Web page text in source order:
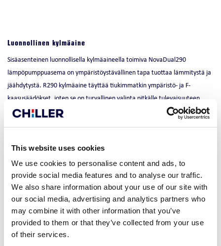
This website uses cookies
We use cookies to personalise content and ads, to
provide social media features and to analyse our traffic.
We also share information about your use of our site with
our social media, advertising and analytics partners who
may combine it with other information that you’ve
provided to them or that they’ve collected from your use
of their services.
Luonnollinen kylmäaine
Sisäasenteinen luonnollisella kylmäaineella toimiva NovaDual290
lämpöpumppuasema on ympäristöystävällinen tapa tuottaa lämmitystä ja
jäähdytystä. R290 kylmäaine täyttää tiukimmatkin ympäristö- ja F-
kaasusäädökset, joten se on turvallinen valinta pitkälle tulevaisuuteen.
Luonnollisen kylmäaineen R290 GWP on vain 0,02.
NovaDual290-lämpöpumppuasema yhdistää lämpöpumpun ja
kylmävesiaseman innovatiivisella tavalla. Se mahdollistaa energian
kierrätyksen ja saavuttaa ennennäkemättömän energiatehokkuuden.
Tämä lämpöpumppuasema pystyy jäähdyttämään, lämmittämään tai
tekemään molempia samanaikaisesti, tarjoten joustavuutta erilaisiin
tarpeisiin. NovaDual290 on erityisen sopiva kohteisiin, joissa on
samanaikaista jäähdytys- ja lämmitystarvetta, kuten kauppakeskuksissa,